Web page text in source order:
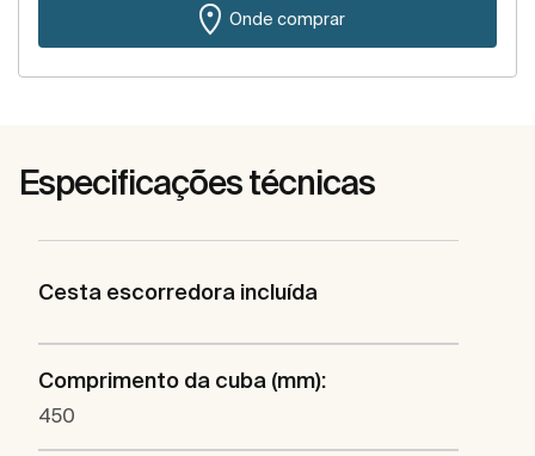
Onde comprar
Especificações técnicas
Cesta escorredora incluída
Comprimento da cuba (mm):
450